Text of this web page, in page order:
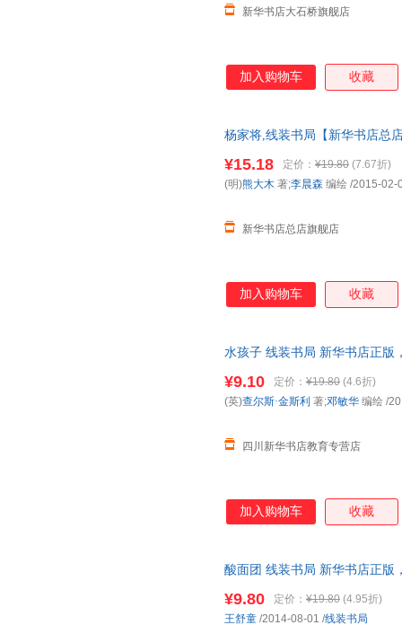
新华书店大石桥旗舰店
加入购物车 收藏
杨家将,线装书局【新华书店总
¥15.18 定价： ¥19.80 (7.67折)
新华书店总店旗舰店
(明)熊大木 著;李晨森 编绘 /2015-02-
加入购物车 收藏
水孩子 线装书局 新华书店正版
¥9.10 定价： ¥19.80 (4.6折)
四川新华书店教育专营店
(英)查尔斯·金斯利 著;邓敏华 编绘 /
加入购物车 收藏
酸面团 线装书局 新华书店正版
¥9.80 定价： ¥19.80 (4.95折)
王舒童 /2014-08-01 /线装书局